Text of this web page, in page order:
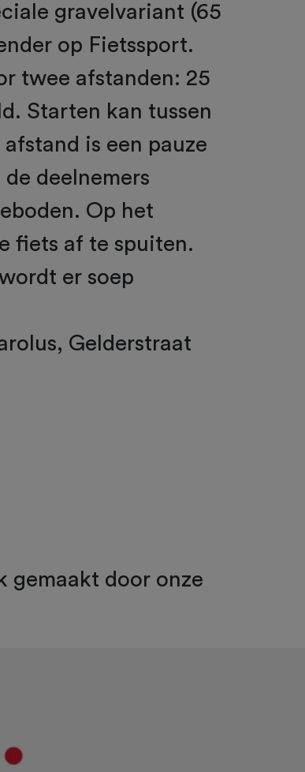
gravelvariant (65
op Fietssport.
twee afstanden: 25
Starten kan tussen
is een pauze
deelnemers
Op het
fiets af te spuiten.
er soep
Gelderstraat
gemaakt door onze